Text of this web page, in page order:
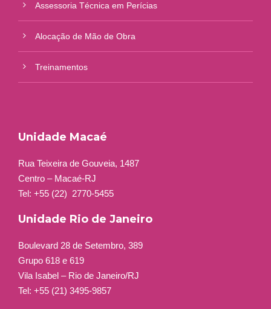
Assessoria Técnica em Perícias
Alocação de Mão de Obra
Treinamentos
Unidade Macaé
Rua Teixeira de Gouveia, 1487
Centro – Macaé-RJ
Tel: +55 (22) 2770-5455
Unidade Rio de Janeiro
Boulevard 28 de Setembro, 389
Grupo 618 e 619
Vila Isabel – Rio de Janeiro/RJ
Tel: +55 (21) 3495-9857